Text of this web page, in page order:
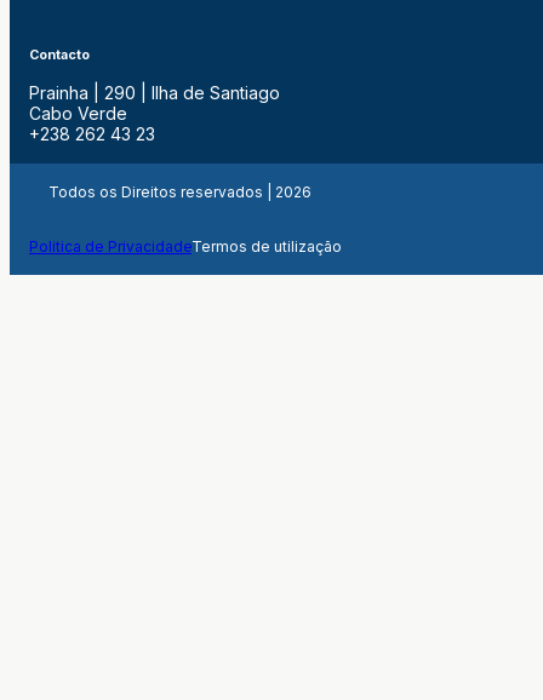
Contacto
Prainha | 290 | Ilha de Santiago
Cabo Verde
+238 262 43 23
Todos os Direitos reservados | 2026
Politica de PrivacidadeTermos de utilização